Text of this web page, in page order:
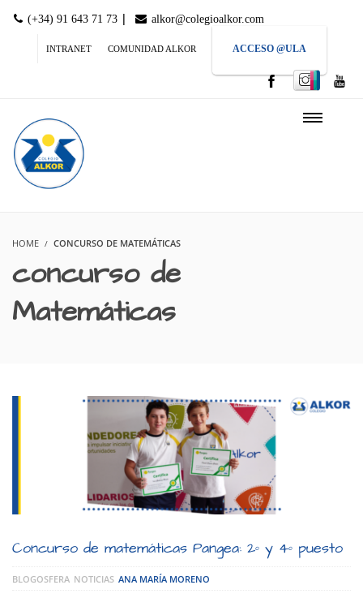
(+34) 91 643 71 73 | alkor@colegioalkor.com
INTRANET COMUNIDAD ALKOR ACCESO @ULA
HOME CONCURSO DE MATEMÁTICAS
concurso de
Matemáticas
Concurso de matemáticas Pangea: 2º y 4º puesto
BLOGOSFERA NOTICIAS ANA MARÍA MORENO